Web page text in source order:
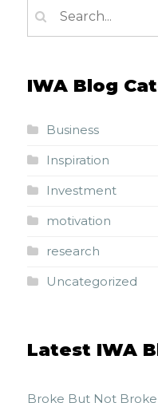
IWA Blog
Business
Inspiration
Investment
motivation
research
Uncategorized
Latest IWA
Broke But Not